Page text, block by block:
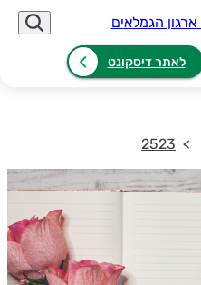
לאתר דיסקונט
2523